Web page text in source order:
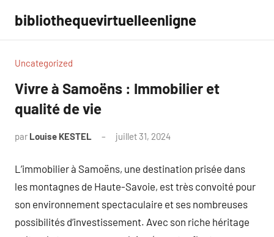
contenu
bibliothequevirtuelleenligne
Uncategorized
Vivre à Samoëns : Immobilier et
qualité de vie
par Louise KESTEL juillet 31, 2024
L’immobilier à Samoëns, une destination prisée dans
les montagnes de Haute-Savoie, est très convoité pour
son environnement spectaculaire et ses nombreuses
possibilités d’investissement. Avec son riche héritage